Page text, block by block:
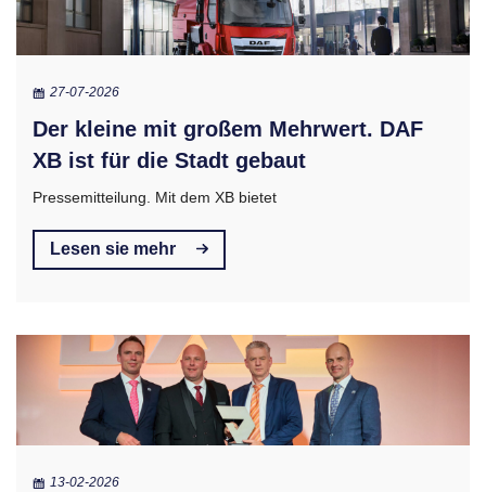
27-07-2026
Der kleine mit großem Mehrwert. DAF
XB ist für die Stadt gebaut
Pressemitteilung. Mit dem XB bietet
Lesen sie mehr
13-02-2026